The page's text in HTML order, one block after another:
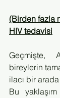
(Birden fazla
HIV tedavisi
Geçmişte,
bireylerin
ilacı bir
Bu